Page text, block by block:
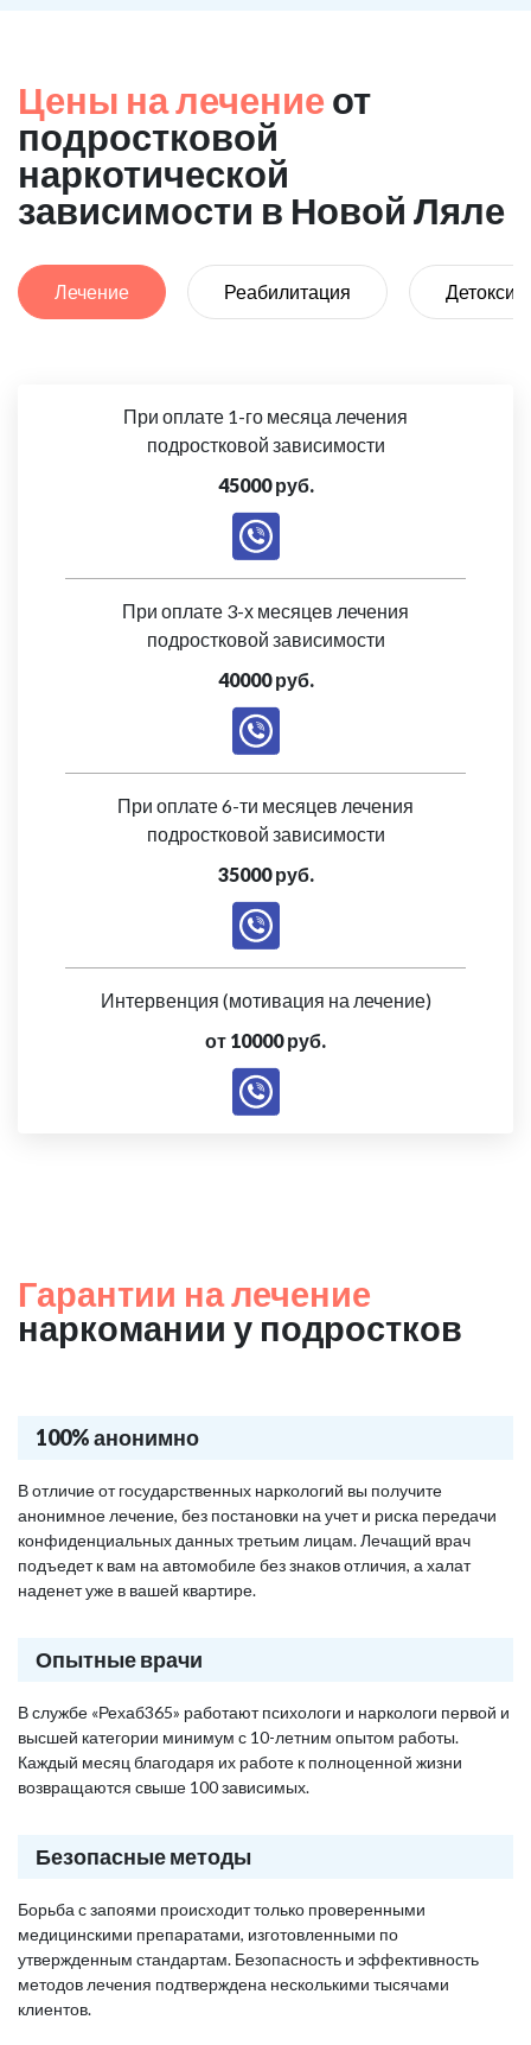
Цены на лечение от
подростковой
наркотической
зависимости в Новой Ляле
Лечение Реабилитация
При оплате 1-го месяца лечения
подростковой зависимости
45000 руб.
При оплате 3-х месяцев лечения
подростковой зависимости
40000 руб.
При оплате 6-ти месяцев лечения
подростковой зависимости
35000 руб.
Интервенция (мотивация на лечение)
от 10000 руб.
Гарантии на лечение
наркомании у подростков
100% анонимно
В отличие от государственных наркологий вы получите
анонимное лечение, без постановки на учет и риска передачи
конфиденциальных данных третьим лицам. Лечащий врач
подъедет к вам на автомобиле без знаков отличия, а халат
наденет уже в вашей квартире.
Опытные врачи
В службе «Рехаб365» работают психологи и наркологи первой и
высшей категории минимум с 10-летним опытом работы.
Каждый месяц благодаря их работе к полноценной жизни
возвращаются свыше 100 зависимых.
Безопасные методы
Борьба с запоями происходит только проверенными
медицинскими препаратами, изготовленными по
утвержденным стандартам. Безопасность и эффективность
методов лечения подтверждена несколькими тысячами
клиентов.